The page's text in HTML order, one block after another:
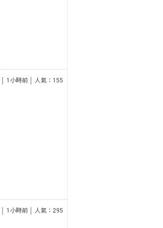
│ 1小時前 │ 人氣：155
│ 1小時前 │ 人氣：295